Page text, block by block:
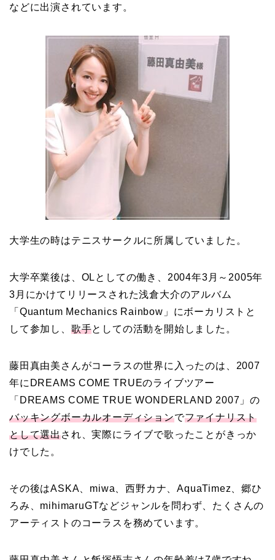
ピットは佐田真由美
などに出演されています。
大学生の時はテニスサークルに所属していました。
大学卒業後は、OLとしての働き、2004年3月～2005年
3月にかけてリリースされた浅倉大介のアルバム
「Quantum Mechanics Rainbow」にボーカリストと
して参加し、 歌手としての活動を開始しました。
藤田真由美さんがコーラスの世界に入ったのは、2007
年にDREAMS COME TRUEのライブツアー
「DREAMS COME TRUE WONDERLAND 2007」の
バッキングボーカルオーディションでファイナリスト
として選出され、実際にライブで歌ったことがきっか
けでした。
その後はASKA、miwa、西野カナ、AquaTimez、郷ひ
ろみ、mihimaruGTなどジャンルを問わず、たくさんの
アーティストのコーラスを務めています。